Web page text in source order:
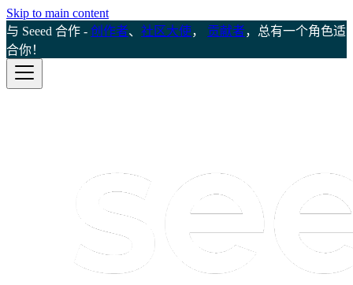
Skip to main content
与 Seeed 合作 - 创作者、 社区大使， 贡献者，总有一个角色适
合你！